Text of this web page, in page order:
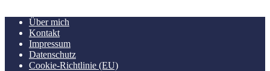
Über mich
Kontakt
Impressum
Datenschutz
Cookie-Richtlinie (EU)